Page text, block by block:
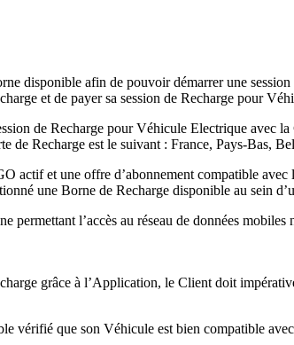
disponible afin de pouvoir démarrer une
et de payer sa session de Recharge pour
de Recharge pour Véhicule Electrique avec
de Recharge est le suivant : France, Pays-Bas,
et une offre d’abonnement compatible
une Borne de Recharge disponible au sein
l’accès au réseau de données
grâce à l’Application, le Client doit
vérifié que son Véhicule est bien compatible